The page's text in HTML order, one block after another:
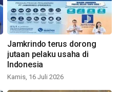
Jamkrindo terus dorong
jutaan pelaku usaha di
Indonesia
Kamis, 16 Juli 2026